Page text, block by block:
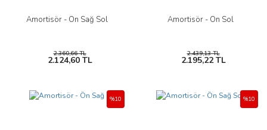
Amortisör - Ön Sağ Sol
2.360,66 TL
2.124,60 TL
Amortisör - Ön Sol
2.439,13 TL
2.195,22 TL
%10 %10